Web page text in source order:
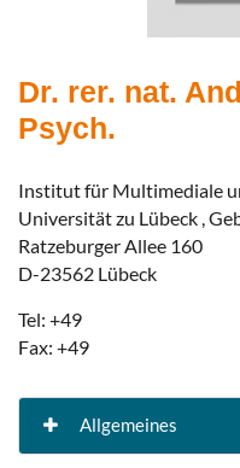
Dr. rer. nat.
Psych.
Institut für Multimediale
Universität zu Lübeck ,
Ratzeburger Allee 160
D-23562 Lübeck
Tel: +49
Fax: +49
Allgemeines